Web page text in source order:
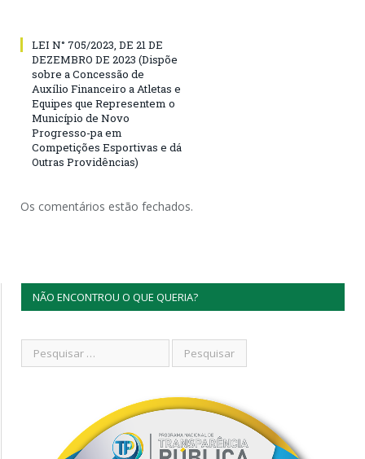
LEI N° 705/2023, DE 21 DE
DEZEMBRO DE 2023 (Dispõe
sobre a Concessão de
Auxílio Financeiro a Atletas e
Equipes que Representem o
Município de Novo
Progresso-pa em
Competições Esportivas e dá
Outras Providências)
Os comentários estão fechados.
NÃO ENCONTROU O QUE QUERIA?